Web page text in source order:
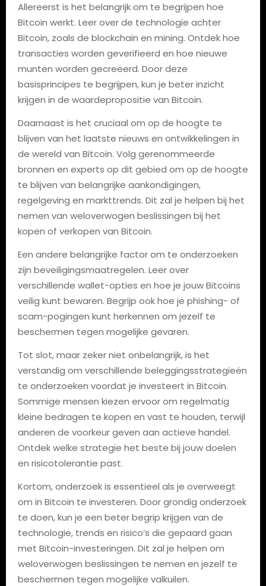
Allereerst is het belangrijk om te begrijpen hoe
Bitcoin werkt. Leer over de technologie achter
Bitcoin, zoals de blockchain en mining. Ontdek hoe
transacties worden geverifieerd en hoe nieuwe
munten worden gecreëerd. Door deze
basisprincipes te begrijpen, kun je beter inzicht
krijgen in de waardepropositie van Bitcoin.
Daarnaast is het cruciaal om op de hoogte te
blijven van het laatste nieuws en ontwikkelingen in
de wereld van Bitcoin. Volg gerenommeerde
bronnen en experts op dit gebied om op de hoogte
te blijven van belangrijke aankondigingen,
regelgeving en markttrends. Dit zal je helpen bij het
nemen van weloverwogen beslissingen bij het
kopen of verkopen van Bitcoin.
Een andere belangrijke factor om te onderzoeken
zijn beveiligingsmaatregelen. Leer over
verschillende wallet-opties en hoe je jouw Bitcoins
veilig kunt bewaren. Begrijp ook hoe je phishing- of
scam-pogingen kunt herkennen om jezelf te
beschermen tegen mogelijke gevaren.
Tot slot, maar zeker niet onbelangrijk, is het
verstandig om verschillende beleggingsstrategieën
te onderzoeken voordat je investeert in Bitcoin.
Sommige mensen kiezen ervoor om regelmatig
kleine bedragen te kopen en vast te houden, terwijl
anderen de voorkeur geven aan actieve handel.
Ontdek welke strategie het beste bij jouw doelen
en risicotolerantie past.
Kortom, onderzoek is essentieel als je overweegt
om in Bitcoin te investeren. Door grondig onderzoek
te doen, kun je een beter begrip krijgen van de
technologie, trends en risico’s die gepaard gaan
met Bitcoin-investeringen. Dit zal je helpen om
weloverwogen beslissingen te nemen en jezelf te
beschermen tegen mogelijke valkuilen.